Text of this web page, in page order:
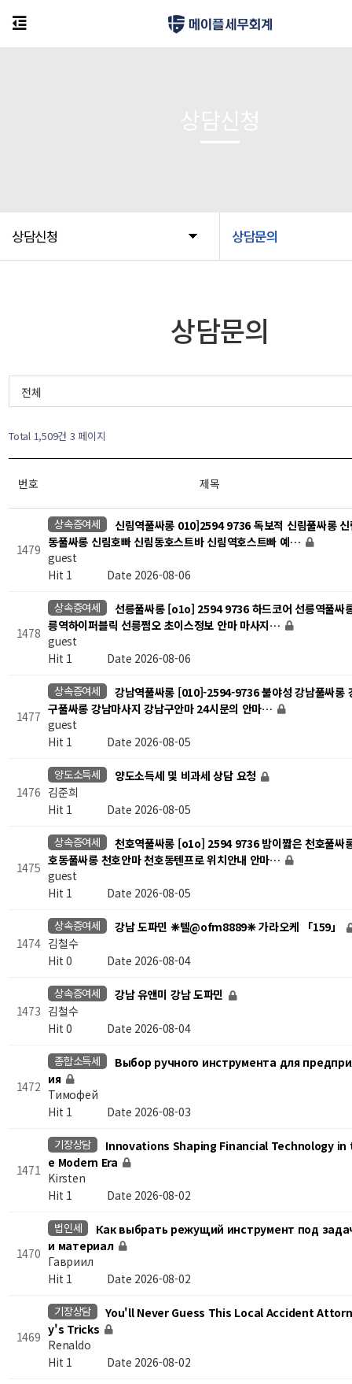
상담신청 상담문의
상담문의
전체
Total 1,509건 3 페이지
번호 제목
1479
상속증여세
신림역풀싸롱 010]2594 9736 독보적 신림풀싸롱 신
동풀싸롱 신림호빠 신림동호스트바 신림역호스트빠 예…
guest
Hit 1 Date 2026-08-06
1478
상속증여세
선릉풀싸롱 [o1o] 2594 9736 하드코어 선릉역풀싸
릉역하이퍼블릭 선릉쩜오 초이스정보 안마 마사지…
guest
Hit 1 Date 2026-08-06
1477
상속증여세
강남역풀싸롱 [010]-2594-9736 불야성 강남풀싸롱
구풀싸롱 강남마사지 강남구안마 24시문의 안마…
guest
Hit 1 Date 2026-08-05
1476
양도소득세
양도소득세 및 비과세 상담 요청
김준희
Hit 1 Date 2026-08-05
1475
상속증여세
천호역풀싸롱 [o1o] 2594 9736 밤이짧은 천호풀싸
호동풀싸롱 천호안마 천호동텐프로 위치안내 안마…
guest
Hit 1 Date 2026-08-05
1474
상속증여세
강남 도파민 ❈텔@ofm8889❈ 가라오케 「159」
김철수
Hit 0 Date 2026-08-04
1473
상속증여세
강남 유앤미 강남 도파민
김철수
Hit 0 Date 2026-08-04
1472
종합소득세
Выбор ручного инструмента для
ия
Тимофей
Hit 1 Date 2026-08-03
1471
기장상담
Innovations Shaping Financial Technology in
e Modern Era
Kirsten
Hit 1 Date 2026-08-02
1470
법인세
Как выбрать режущий инструмент под
и материал
Гавриил
Hit 1 Date 2026-08-02
1469
기장상담
You'll Never Guess This Local Accident
y's Tricks
Renaldo
Hit 1 Date 2026-08-02